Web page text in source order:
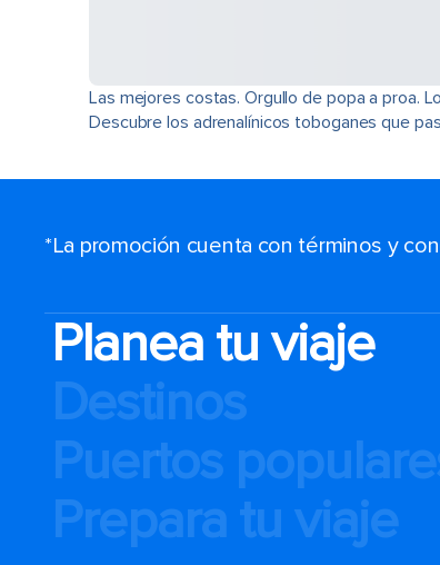
Las mejores costas. Orgullo de popa a proa.
Descubre los adrenalínicos toboganes que
*La promoción cuenta con términos y
Planea tu viaje
Destinos
Puertos
Prepara tu viaje